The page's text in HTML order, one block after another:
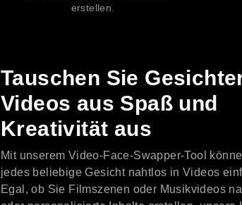
erstellen.
Tauschen Sie
Videos aus Spaß und
Kreativität aus
Mit unserem Video-Face-Swapper-Tool
jedes beliebige Gesicht nahtlos in Videos
Egal, ob Sie Filmszenen oder Musikvideos